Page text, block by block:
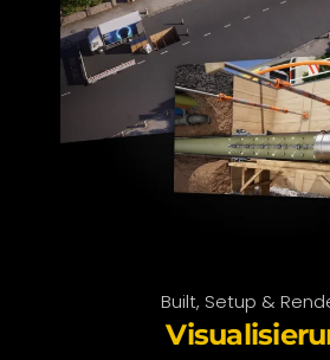
Built, Setup &